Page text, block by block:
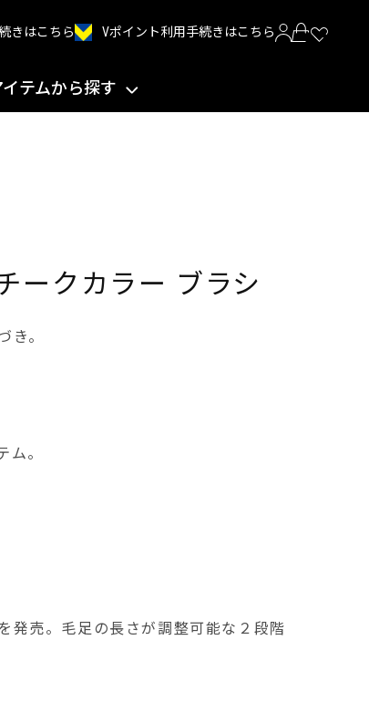
きはこちら Vポイント利用手続きはこちら
イテムから探す
ークカラー ブラシ
き。
ム。
売。毛足の長さが調整可能な２段階